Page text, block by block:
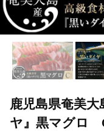
鹿児島県奄美
ヤ』黒マグロ